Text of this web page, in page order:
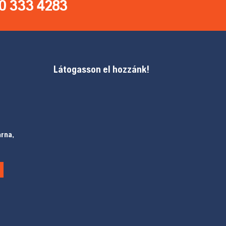
333 4283
Látogasson el hozzánk!